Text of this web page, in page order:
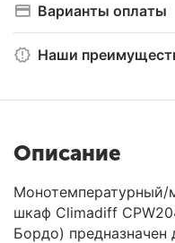
Варианты оплаты
Наши
Описание
Монотемпературный/
шкаф Climadiff
Бордо) предназначен